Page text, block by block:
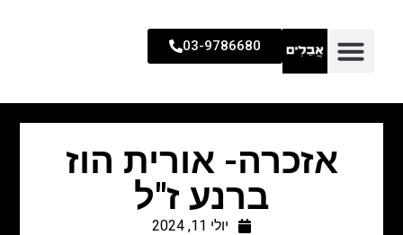
03-9786680
אזכרה- אורית הוז
ברנע ז"ל
יולי 11, 2024